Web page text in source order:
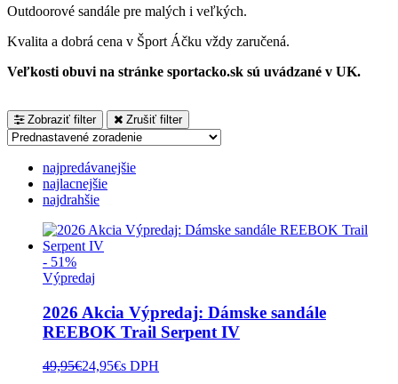
Outdoorové sandále pre malých i veľkých.
Kvalita a dobrá cena v Šport Áčku vždy zaručená.
Veľkosti obuvi na stránke sportacko.sk sú uvádzané v UK.
Zobraziť filter Zrušiť filter
najpredávanejšie
najlacnejšie
najdrahšie
- 51%
Výpredaj
2026 Akcia Výpredaj: Dámske sandále
REEBOK Trail Serpent IV
49,95€24,95€s DPH